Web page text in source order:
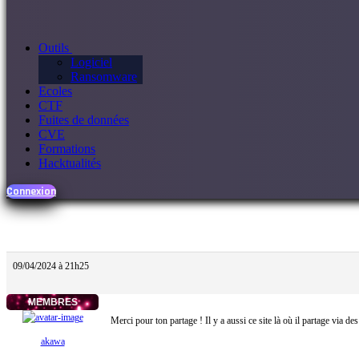
Outils
Logiciel
Ransomware
Ecoles
CTF
Fuites de données
CVE
Formations
Hacktualités
Connexion
09/04/2024 à 21h25
MEMBRES
akawa
Merci pour ton partage ! Il y a aussi ce site là où il partage via